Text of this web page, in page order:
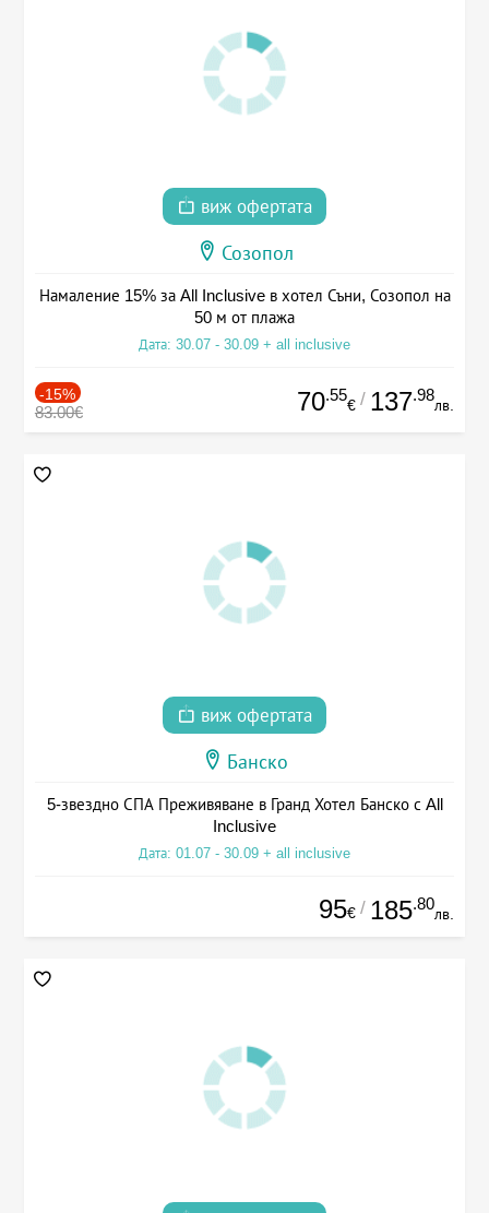
виж офертата
Созопол
Намаление 15% за All Inclusive в хотел Съни, Созопол на
50 м от плажа
Дата: 30.07 - 30.09 + all inclusive
-15%
83.00€ 70.55
€ / 137.98
лв.
виж офертата
Банско
5-звездно СПА Преживяване в Гранд Хотел Банско с All
Inclusive
Дата: 01.07 - 30.09 + all inclusive
95€ / 185.80
лв.